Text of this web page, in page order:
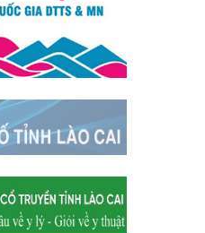
Xã A Mú Sung
Xã Nậm Chày
Xã Bát Xát
Xã Khánh Yên
Xã Dương Quỳ